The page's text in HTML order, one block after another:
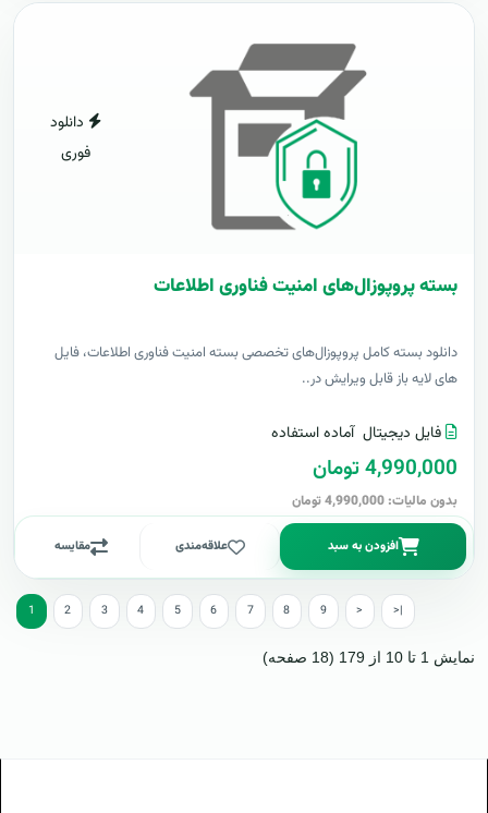
دانلود
فوری
بسته پروپوزال‌های امنیت فناوری اطلاعات
دانلود بسته کامل پروپوزال‌های تخصصی بسته امنیت فناوری اطلاعات، فایل
های لایه باز قابل ویرایش در..
فایل دیجیتال آماده استفاده
4,990,000 تومان
بدون مالیات: 4,990,000 تومان
افزودن به سبد علاقه‌مندی مقایسه
1 2 3 4 5 6 7 8 9 > >|
نمایش 1 تا 10 از 179 (18 صفحه)